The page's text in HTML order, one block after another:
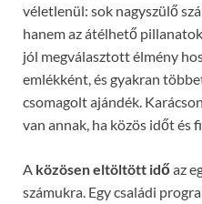
véletlenül: sok nagyszülő
hanem az átélhető
jól megválasztott élmény
emlékként, és gyakran
csomagolt ajándék.
van annak, ha közös időt és
A közösen eltöltött időaz
számukra. Egy családi